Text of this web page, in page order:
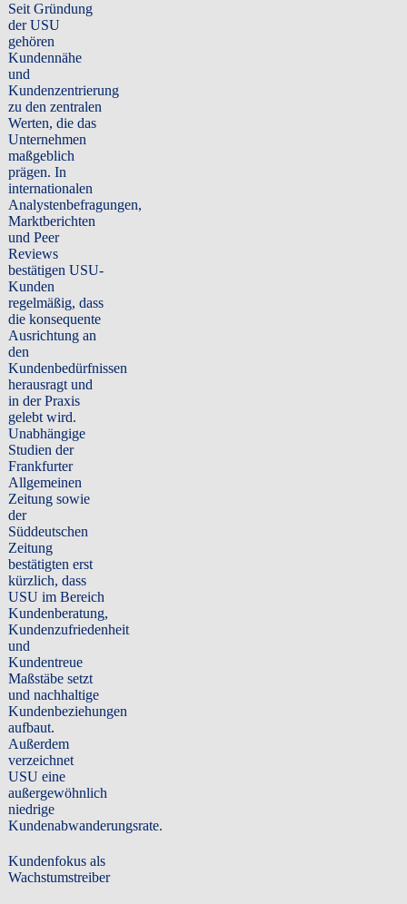
Seit Gründung
der USU
gehören
Kundennähe
und
Kundenzentrierung
zu den zentralen
Werten, die das
Unternehmen
maßgeblich
prägen. In
internationalen
Analystenbefragungen,
Marktberichten
und Peer
Reviews
bestätigen USU-
Kunden
regelmäßig, dass
die konsequente
Ausrichtung an
den
Kundenbedürfnissen
herausragt und
in der Praxis
gelebt wird.
Unabhängige
Studien der
Frankfurter
Allgemeinen
Zeitung sowie
der
Süddeutschen
Zeitung
bestätigten erst
kürzlich, dass
USU im Bereich
Kundenberatung,
Kundenzufriedenheit
und
Kundentreue
Maßstäbe setzt
und nachhaltige
Kundenbeziehungen
aufbaut.
Außerdem
verzeichnet
USU eine
außergewöhnlich
niedrige
Kundenabwanderungsrate.
Kundenfokus als
Wachstumstreiber